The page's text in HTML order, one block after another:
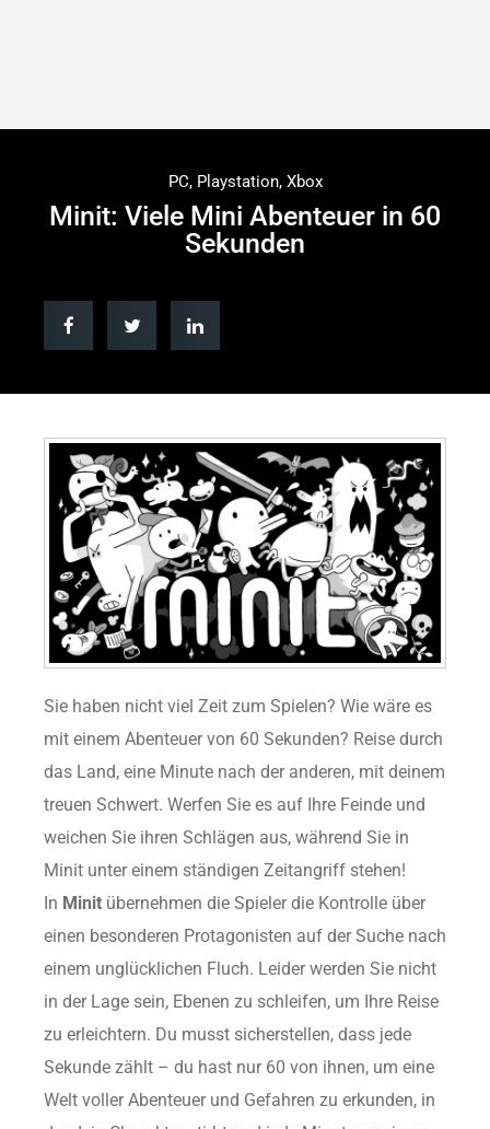
PC, Playstation, Xbox
Minit: Viele Mini Abenteuer in 60
Sekunden
Sie haben nicht viel Zeit zum Spielen? Wie wäre es
mit einem Abenteuer von 60 Sekunden? Reise durch
das Land, eine Minute nach der anderen, mit deinem
treuen Schwert. Werfen Sie es auf Ihre Feinde und
weichen Sie ihren Schlägen aus, während Sie in
Minit unter einem ständigen Zeitangriff stehen!
In Minit übernehmen die Spieler die Kontrolle über
einen besonderen Protagonisten auf der Suche nach
einem unglücklichen Fluch. Leider werden Sie nicht
in der Lage sein, Ebenen zu schleifen, um Ihre Reise
zu erleichtern. Du musst sicherstellen, dass jede
Sekunde zählt – du hast nur 60 von ihnen, um eine
Welt voller Abenteuer und Gefahren zu erkunden, in